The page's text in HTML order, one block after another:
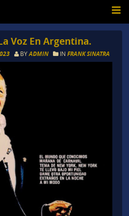
Voz En Argentina.
BYADMIN IN FRANK SINATRA